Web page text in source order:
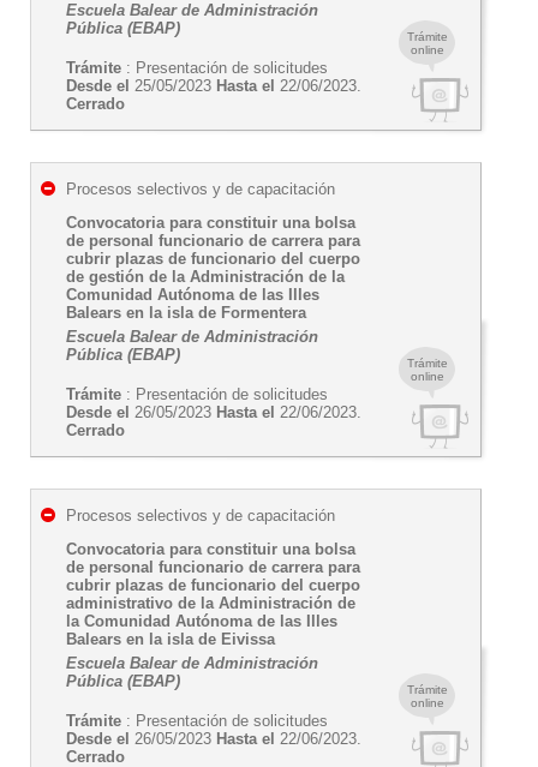
Trámite
online
Escuela Balear de Administración
Pública (EBAP)
Trámite : Presentación de solicitudes
Desde el 25/05/2023 Hasta el 22/06/2023.
Cerrado
Trámite
online
Procesos selectivos y de capacitación
Convocatoria para constituir una bolsa
de personal funcionario de carrera para
cubrir plazas de funcionario del cuerpo
de gestión de la Administración de la
Comunidad Autónoma de las Illes
Balears en la isla de Formentera
Escuela Balear de Administración
Pública (EBAP)
Trámite : Presentación de solicitudes
Desde el 26/05/2023 Hasta el 22/06/2023.
Cerrado
Trámite
online
Procesos selectivos y de capacitación
Convocatoria para constituir una bolsa
de personal funcionario de carrera para
cubrir plazas de funcionario del cuerpo
administrativo de la Administración de
la Comunidad Autónoma de las Illes
Balears en la isla de Eivissa
Escuela Balear de Administración
Pública (EBAP)
Trámite : Presentación de solicitudes
Desde el 26/05/2023 Hasta el 22/06/2023.
Cerrado